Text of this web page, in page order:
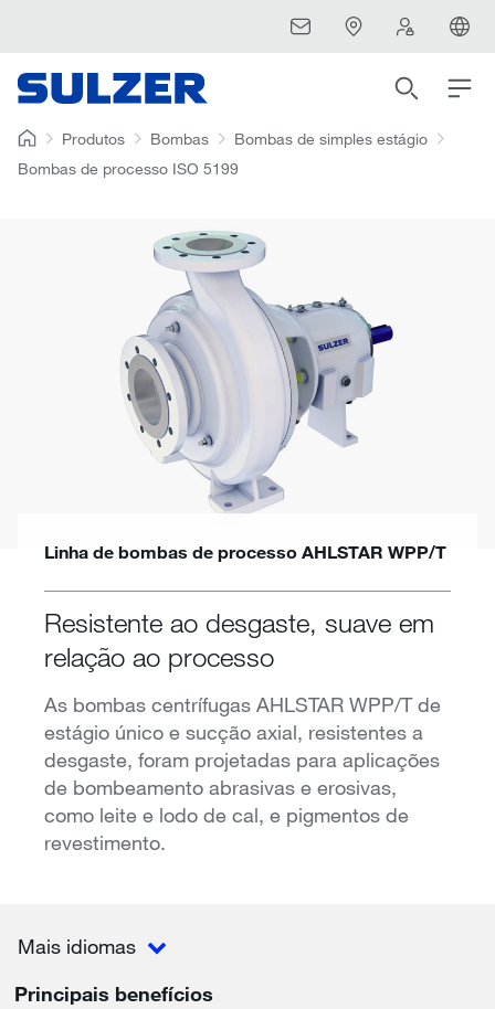
Produtos Bombas
Bombas de simples estágio
Bombas de processo ISO 5199
Linha de bombas de processo AHLSTAR WPP/T
Resistente ao desgaste, suave em
relação ao processo
As bombas centrífugas AHLSTAR WPP/T de
estágio único e sucção axial, resistentes a
desgaste, foram projetadas para aplicações
de bombeamento abrasivas e erosivas,
como leite e lodo de cal, e pigmentos de
revestimento.
Mais idiomas
Principais benefícios